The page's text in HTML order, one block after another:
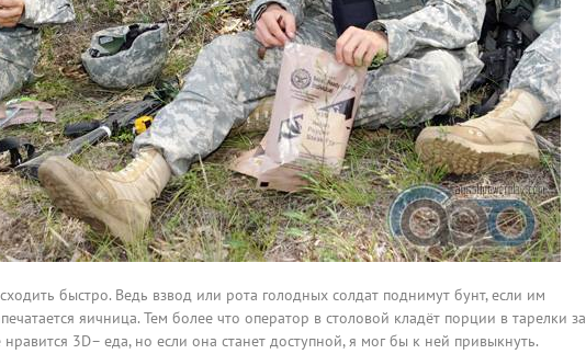
быстро. Ведь взвод или рота голодных солдат поднимут бунт, если им
яичница. Тем более что оператор в столовой кладёт порции в тарелки за
3D– еда, но если она станет доступной, я мог бы к ней привыкнуть.